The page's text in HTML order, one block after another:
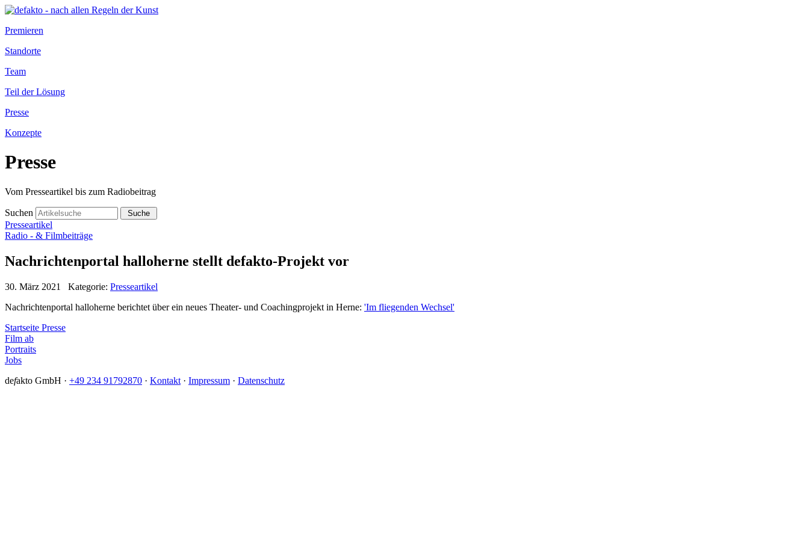
Premieren
Standorte
Team
Teil der Lösung
Presse
Konzepte
Presse
Vom Presseartikel bis zum Radiobeitrag
Suchen
Presseartikel
Radio - & Filmbeiträge
Nachrichtenportal halloherne stellt defakto-Projekt vor
30. März 2021 Kategorie: Presseartikel
Nachrichtenportal halloherne berichtet über ein neues Theater- und Coachingprojekt in Herne: 'Im fliegenden Wechsel'
Startseite Presse
Film ab
Portraits
Jobs
defakto GmbH · +49 234 91792870 · Kontakt · Impressum · Datenschutz